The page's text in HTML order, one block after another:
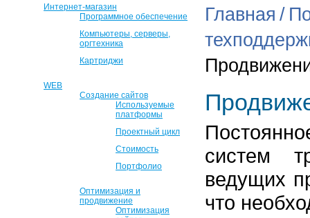
Интернет-магазин
Программное обеспечение
Компьютеры, серверы,
оргтехника
Картриджи
WEB
Создание сайтов
Используемые
платформы
Проектный цикл
Стоимость
Портфолио
Оптимизация и
продвижение
Оптимизация
Главная /
систем
ведущих
что